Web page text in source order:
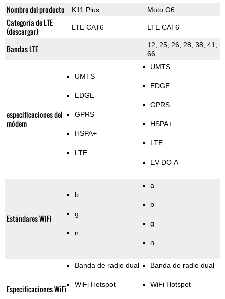
Nombre del producto K11 Plus Moto G6
Categoría de LTE
(descargar)
LTE CAT6 LTE CAT6
Bandas LTE
12, 25, 26, 28, 38, 41,
66
especificaciones del
módem
UMTS
EDGE
GPRS
HSPA+
LTE
UMTS
EDGE
GPRS
HSPA+
LTE
EV-DO A
Estándares WiFi
b
g
n
a
b
g
n
Especificaciones WiFi
Banda de radio dual
WiFi Hotspot
Banda de radio dual
WiFi Hotspot